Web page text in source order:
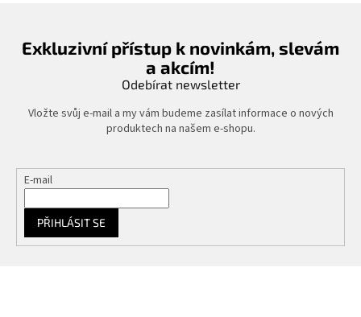
Exkluzivní přístup k novinkám, slevám
a akcím!
Odebírat newsletter
Vložte svůj e-mail a my vám budeme zasílat informace o nových
produktech na našem e-shopu.
E-mail
PŘIHLÁSIT SE